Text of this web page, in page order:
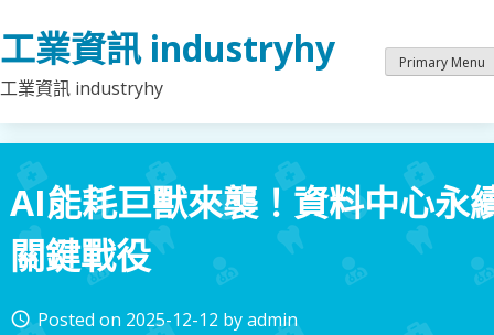
to
content
工業資訊 industryhy
工業資訊 industryhy
Primary Menu
AI能耗巨獸來襲！資料中心永
關鍵戰役
access_time Posted on 2025-12-12 byadmin